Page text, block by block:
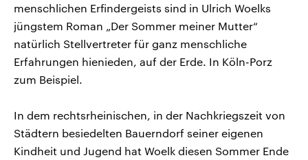
menschlichen Erfindergeists sind in Ulrich Woelks
jüngstem Roman „Der Sommer meiner Mutter“
natürlich Stellvertreter für ganz menschliche
Erfahrungen hienieden, auf der Erde. In Köln-Porz
zum Beispiel.
In dem rechtsrheinischen, in der Nachkriegszeit von
Städtern besiedelten Bauerndorf seiner eigenen
Kindheit und Jugend hat Woelk diesen Sommer Ende